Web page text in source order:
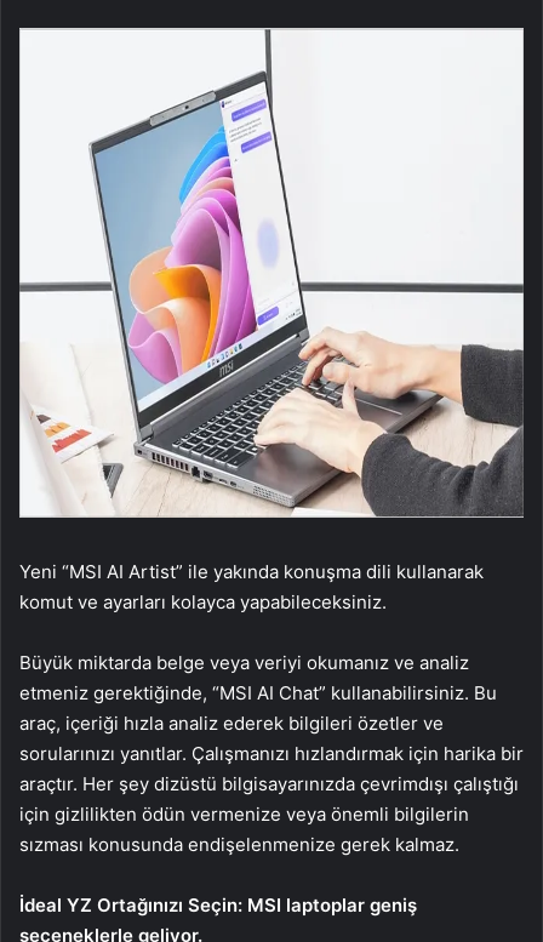
Yeni “MSI AI Artist” ile yakında konuşma dili kullanarak
komut ve ayarları kolayca yapabileceksiniz.
Büyük miktarda belge veya veriyi okumanız ve analiz
etmeniz gerektiğinde, “MSI AI Chat” kullanabilirsiniz. Bu
araç, içeriği hızla analiz ederek bilgileri özetler ve
sorularınızı yanıtlar. Çalışmanızı hızlandırmak için harika bir
araçtır. Her şey dizüstü bilgisayarınızda çevrimdışı çalıştığı
için gizlilikten ödün vermenize veya önemli bilgilerin
sızması konusunda endişelenmenize gerek kalmaz.
İdeal YZ Ortağınızı Seçin: MSI laptoplar geniş
seçeneklerle geliyor.